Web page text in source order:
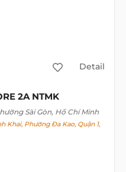
Detail
2A NTMK
Sài Gòn, Hồ Chí Minh
Khai, Phường Đa Kao, Quận 1,